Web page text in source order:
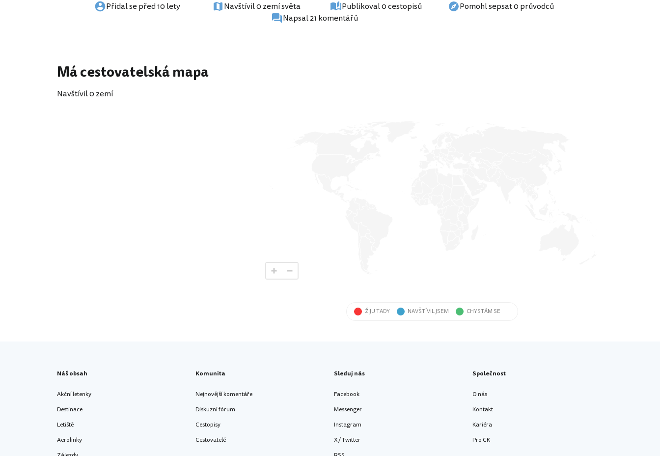
Přidal se před 10 lety Navštívil 0 zemí světa Publikoval 0 cestopisů
Pomohl sepsat 0 průvodců
Napsal 21 komentářů
Má cestovatelská mapa
Navštívil 0 zemí
ŽIJU TADY NAVŠTÍVIL JSEM CHYSTÁM SE
Náš obsah
Akční letenky
Destinace
Letiště
Aerolinky
Komunita
Nejnovější komentáře
Diskuzní fórum
Cestopisy
Cestovatelé
Sleduj nás
Facebook
Messenger
Instagram
X / Twitter
Společnost
O nás
Kontakt
Kariéra
Pro CK